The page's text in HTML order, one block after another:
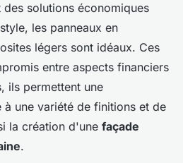
solutions économiques
les panneaux en
légers sont idéaux. Ces
entre aspects financiers
ils permettent une
à une variété de finitions et de
la création d'une façade
.